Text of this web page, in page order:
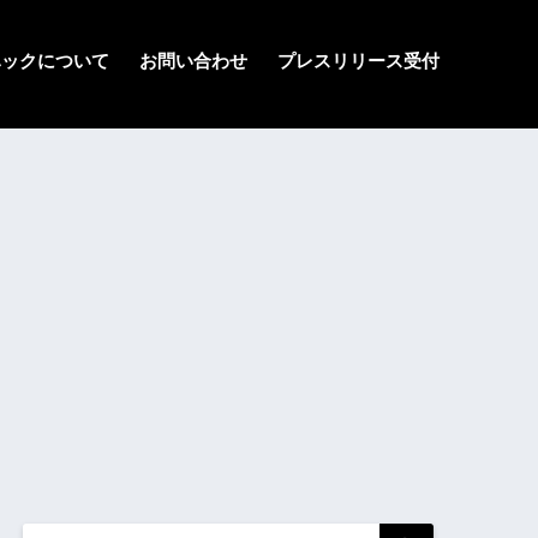
クについて お問い合わせ プレスリリース受付